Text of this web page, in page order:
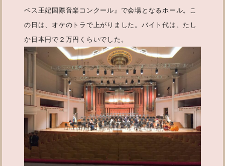
ベス王妃国際音楽コンクール』で会場となるホール。こ
の日は、オケのトラで上がりました。バイト代は、たし
か日本円で２万円くらいでした。